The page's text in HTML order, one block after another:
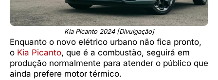
Kia Picanto 2024 [Divulgação]
Enquanto o novo elétrico urbano não fica pronto,
o Kia Picanto, que é a combustão, seguirá em
produção normalmente para atender o público que
ainda prefere motor térmico.